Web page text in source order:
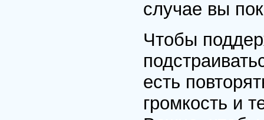
случае вы
Чтобы
есть
громкость и